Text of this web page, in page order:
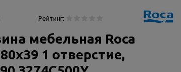
Рейтинг:
мебельная Roca
1 отверстие,